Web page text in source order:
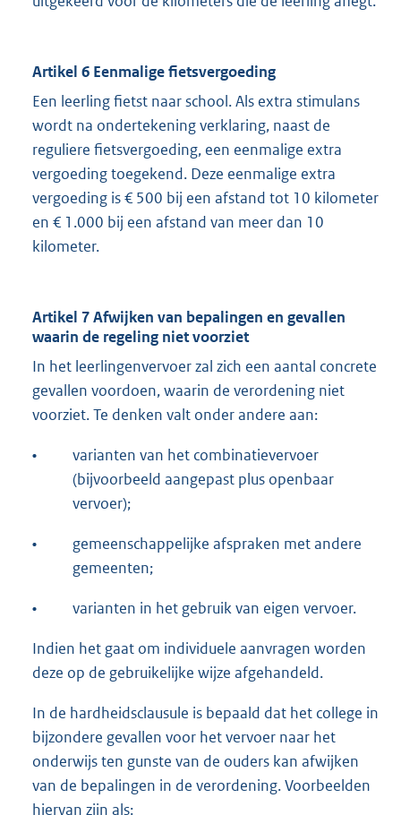
Artikel 6 Eenmalige fietsvergoeding
Een leerling fietst naar school. Als extra stimulans
wordt na ondertekening verklaring, naast de
reguliere fietsvergoeding, een eenmalige extra
vergoeding toegekend. Deze eenmalige extra
vergoeding is € 500 bij een afstand tot 10 kilometer
en € 1.000 bij een afstand van meer dan 10
kilometer.
Artikel 7 Afwijken van bepalingen en gevallen
waarin de regeling niet voorziet
In het leerlingenvervoer zal zich een aantal concrete
gevallen voordoen, waarin de verordening niet
voorziet. Te denken valt onder andere aan:
•
varianten van het combinatievervoer
(bijvoorbeeld aangepast plus openbaar
vervoer);
•
gemeenschappelijke afspraken met andere
gemeenten;
• varianten in het gebruik van eigen vervoer.
Indien het gaat om individuele aanvragen worden
deze op de gebruikelijke wijze afgehandeld.
In de hardheidsclausule is bepaald dat het college in
bijzondere gevallen voor het vervoer naar het
onderwijs ten gunste van de ouders kan afwijken
van de bepalingen in de verordening. Voorbeelden
hiervan zijn als: